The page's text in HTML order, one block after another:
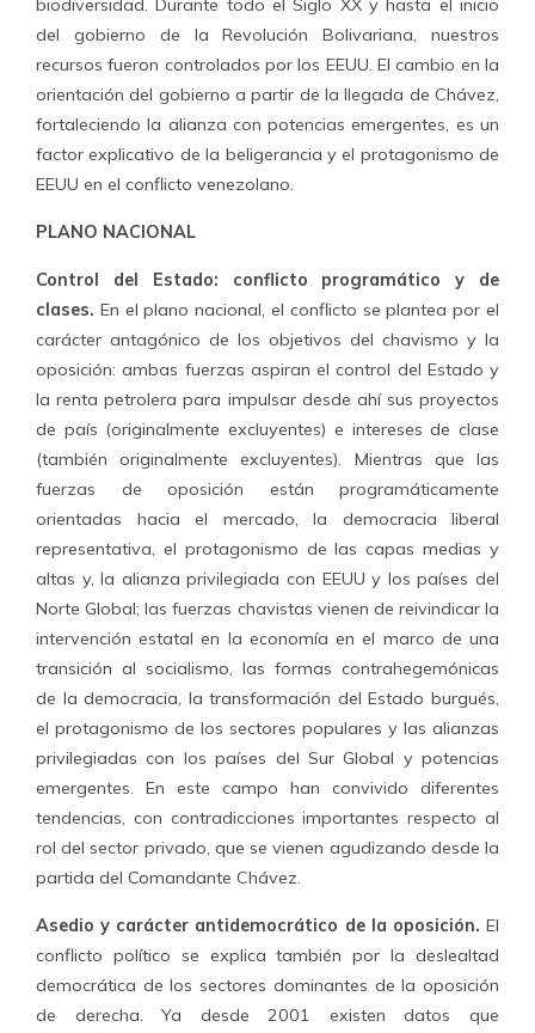
biodiversidad. Durante todo el Siglo XX y hasta el inicio
del gobierno de la Revolución Bolivariana, nuestros
recursos fueron controlados por los EEUU. El cambio en la
orientación del gobierno a partir de la llegada de Chávez,
fortaleciendo la alianza con potencias emergentes, es un
factor explicativo de la beligerancia y el protagonismo de
EEUU en el conflicto venezolano.
PLANO NACIONAL
Control del Estado: conflicto programático y de
clases. En el plano nacional, el conflicto se plantea por el
carácter antagónico de los objetivos del chavismo y la
oposición: ambas fuerzas aspiran el control del Estado y
la renta petrolera para impulsar desde ahí sus proyectos
de país (originalmente excluyentes) e intereses de clase
(también originalmente excluyentes). Mientras que las
fuerzas de oposición están programáticamente
orientadas hacia el mercado, la democracia liberal
representativa, el protagonismo de las capas medias y
altas y, la alianza privilegiada con EEUU y los países del
Norte Global; las fuerzas chavistas vienen de reivindicar la
intervención estatal en la economía en el marco de una
transición al socialismo, las formas contrahegemónicas
de la democracia, la transformación del Estado burgués,
el protagonismo de los sectores populares y las alianzas
privilegiadas con los países del Sur Global y potencias
emergentes. En este campo han convivido diferentes
tendencias, con contradicciones importantes respecto al
rol del sector privado, que se vienen agudizando desde la
partida del Comandante Chávez.
Asedio y carácter antidemocrático de la oposición. El
conflicto político se explica también por la deslealtad
democrática de los sectores dominantes de la oposición
de derecha. Ya desde 2001 existen datos que